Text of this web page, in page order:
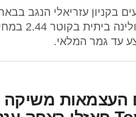
בקניון עזריאלי הנגב
עד גמר המלאי.
העצמאות